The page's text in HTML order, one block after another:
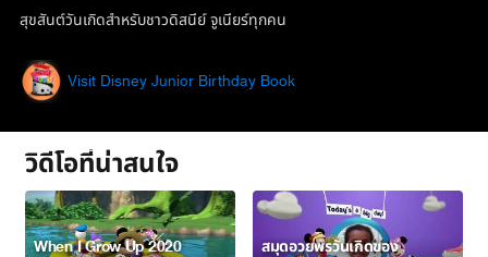
สุขสันต์วันเกิดสำหรับชาวดิสนีย์ จูเนียร์ทุกคน
Visit Disney Junior Birthday Book
วิดีโอที่น่าสนใจ
When I Grow Up 2020
สมุดอวยพรวันเกิดของ